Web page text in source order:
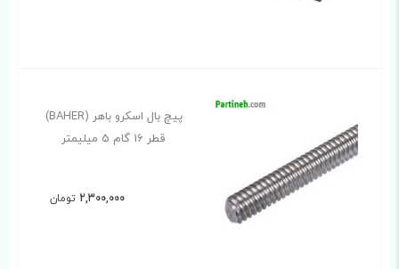
پیچ بال اسکرو باهر (BAHER)
قطر 16 گام 5 میلیمتر
2,300,000 تومان